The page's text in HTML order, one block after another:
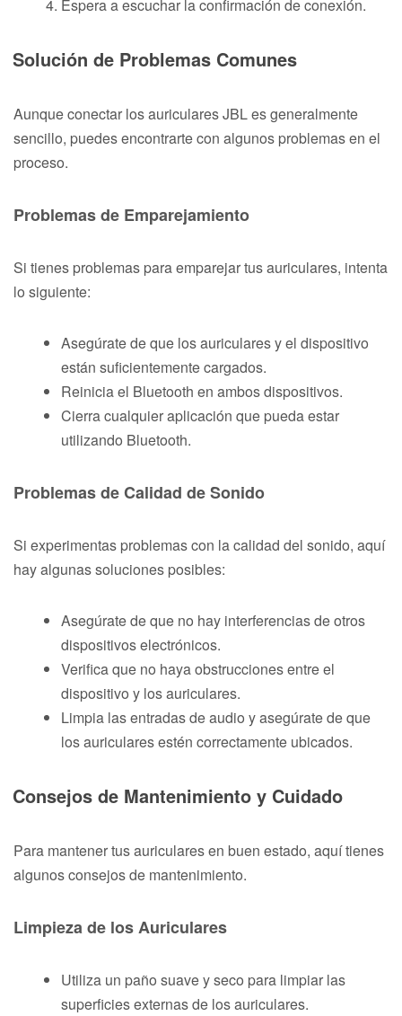
Espera a escuchar la confirmación de conexión.
Solución de Problemas Comunes
Aunque conectar los auriculares JBL es generalmente
sencillo, puedes encontrarte con algunos problemas en el
proceso.
Problemas de Emparejamiento
Si tienes problemas para emparejar tus auriculares, intenta
lo siguiente:
Asegúrate de que los auriculares y el dispositivo
están suficientemente cargados.
Reinicia el Bluetooth en ambos dispositivos.
Cierra cualquier aplicación que pueda estar
utilizando Bluetooth.
Problemas de Calidad de Sonido
Si experimentas problemas con la calidad del sonido, aquí
hay algunas soluciones posibles:
Asegúrate de que no hay interferencias de otros
dispositivos electrónicos.
Verifica que no haya obstrucciones entre el
dispositivo y los auriculares.
Limpia las entradas de audio y asegúrate de que
los auriculares estén correctamente ubicados.
Consejos de Mantenimiento y Cuidado
Para mantener tus auriculares en buen estado, aquí tienes
algunos consejos de mantenimiento.
Limpieza de los Auriculares
Utiliza un paño suave y seco para limpiar las
superficies externas de los auriculares.